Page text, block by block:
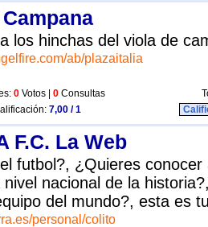
los hinchas del viola de
ab/plazaitalia
0 Votos | 0 Consultas
7,00 / 1
F.C. La Web
futbol?, ¿Quieres
nivel nacional de la
del mundo?, esta es
personal/colito